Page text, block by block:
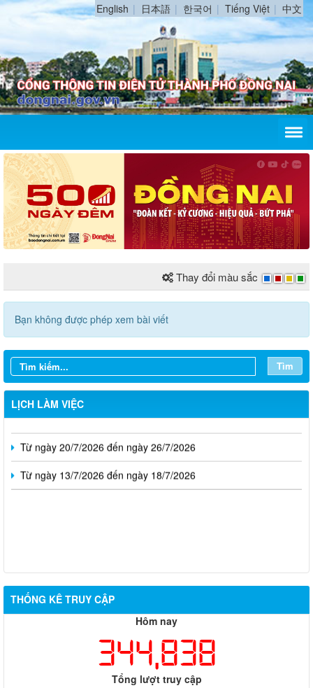
English 日本語 한국어 Tiếng Việt 中文
Thay đổi màu sắc
Bạn không được phép xem bài viết
Tìm
LỊCH LÀM VIỆC
Từ ngày 10/8/2026 đến ngày 16/8/2026
Từ ngày 03/8/2026 đến ngày 09/8/2026
Từ ngày 27/7/2026 đến ngày 02/8/2026
Từ ngày 20/7/2026 đến ngày 26/7/2026
Từ ngày 13/7/2026 đến ngày 18/7/2026
THỐNG KÊ TRUY CẬP
Hôm nay
344,838
Tổng lượt truy cập
Thông báo về việc tuyển dụng viên chức năm 2026